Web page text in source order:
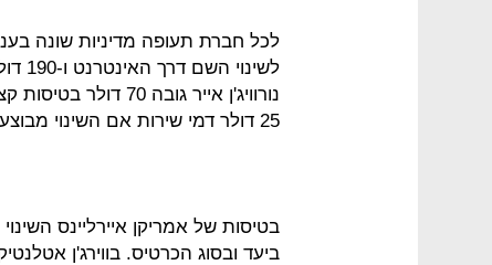
25 דולר דמי שירות אם השינוי מבוצע בדרך הטלפון או בשדה התעופה.
ביעד ובסוג הכרטיס. בווירג'ן